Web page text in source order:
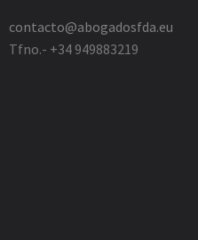
contacto@abogadosfda.eu
Tfno.- +34 949883219